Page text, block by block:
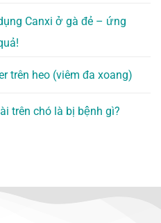
Canxi ở gà đẻ – ứng
trên heo (viêm đa xoang)
trên chó là bị bệnh gì?